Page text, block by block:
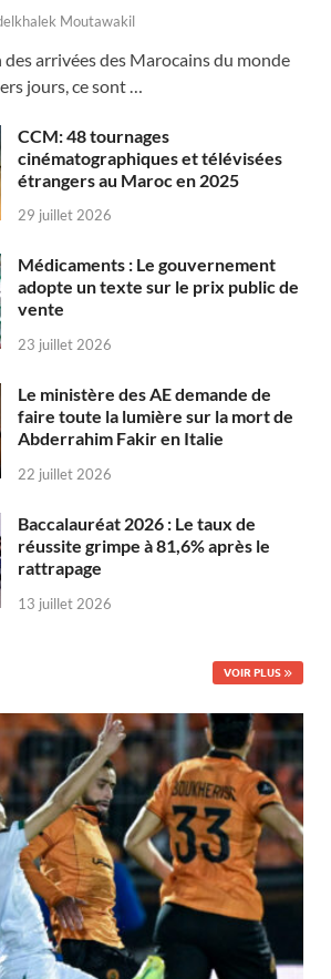
Moutawakil
des arrivées des Marocains du monde
jours, ce sont …
CCM: 48 tournages
cinématographiques et télévisées
étrangers au Maroc en 2025
29 juillet 2026
Médicaments : Le gouvernement
adopte un texte sur le prix public de
vente
23 juillet 2026
Le ministère des AE demande de
faire toute la lumière sur la mort de
Abderrahim Fakir en Italie
22 juillet 2026
Baccalauréat 2026 : Le taux de
réussite grimpe à 81,6% après le
rattrapage
13 juillet 2026
VOIR PLUS